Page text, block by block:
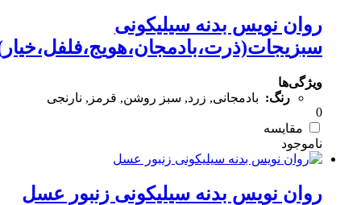
روان نویس بدنه سیلیکونی
ویژگی‌ها
رنگ: بادمجانی, زرد, سبز روشن, قرمز, نارنجی
0
مقایسه
روان نویس بدنه سیلیکونی زنبور عسل